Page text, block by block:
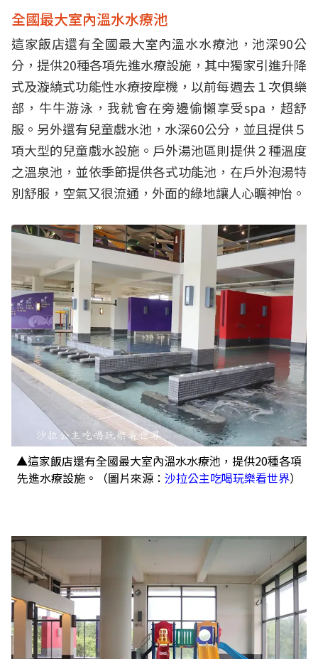
全國最大室內溫水水療池
這家飯店還有全國最大室內溫水水療池，池深90公
分，提供20種各項先進水療設施，其中獨家引進升降
式及漩繞式功能性水療按摩機，以前每週去１次俱樂
部，牛牛游泳，我就會在旁邊偷懶享受spa，超舒
服。另外還有兒童戲水池，水深60公分，並且提供５
項大型的兒童戲水設施。戶外湯池區則提供２種溫度
之溫泉池，並依季節提供各式功能池，在戶外泡湯特
別舒服，空氣又很流通，外面的綠地讓人心曠神怡。
▲這家飯店還有全國最大室內溫水水療池，提供20種各項
先進水療設施。（圖片來源： 沙拉公主吃喝玩樂看世界）